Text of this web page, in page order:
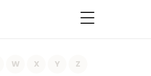
W X Y Z